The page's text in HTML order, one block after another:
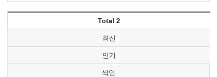
Total 2
최신
인기
색인